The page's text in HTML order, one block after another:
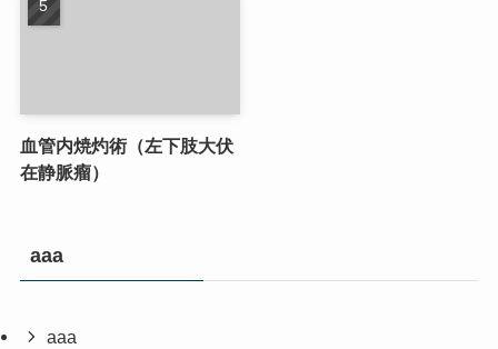
血管内焼灼術（左下肢大伏
在静脈瘤）
aaa
aaa